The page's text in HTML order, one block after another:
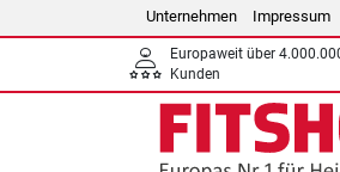
Unternehmen Impressum
Europaweit über
Kunden